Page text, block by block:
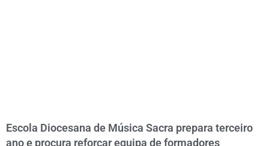
Escola Diocesana de Música Sacra prepara terceiro
ano e procura reforçar equipa de formadores